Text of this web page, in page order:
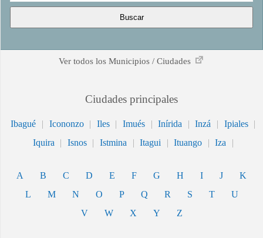
Contacto
Buscar
Ver todos los Municipios / Ciudades
Ciudades principales
Ibagué | Icononzo | Iles | Imués | Inírida | Inzá | Ipiales
|
Iquira
| Isnos | Istmina | Itagui | Ituango | Iza |
A B C D E F G H I J
K
L
M N O P Q R S T
U
V
W X Y Z